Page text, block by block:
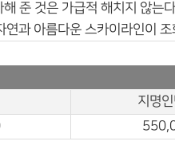
준 것은 가급적 해치지 않
과 아름다운 스카이라인이
지명